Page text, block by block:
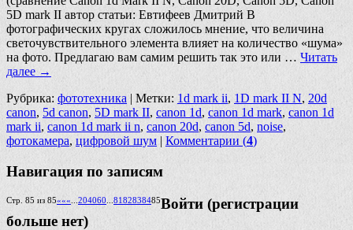
5D mark II автор статьи: Евтифеев Дмитрий В
фотографических кругах сложилось мнение, что величина
светочувствительного элемента влияет на количество «шума»
на фото. Предлагаю вам самим решить так это или … Читать
далее →
Рубрика: фототехника | Метки: 1d mark ii, 1D mark II N, 20d
canon, 5d canon, 5D mark II, canon 1d, canon 1d mark, canon 1d
mark ii, canon 1d mark ii n, canon 20d, canon 5d, noise,
фотокамера, цифровой шум | Комментарии (4)
Навигация по записям
Стр. 85 из 85««« 204060 8182838485Войти (регистрации
больше нет)